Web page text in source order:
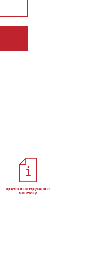
краткая инструкция к
монтажу